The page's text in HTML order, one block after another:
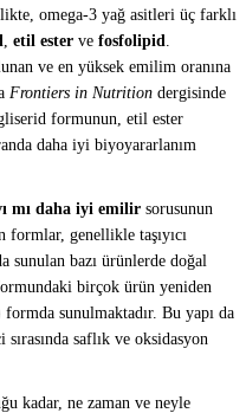
omega-3 yağ asitleri üç farklı
etil ester ve fosfolipid
ve en yüksek emilim oranına
Frontiers in Nutrition dergisinde
formunun, etil ester
daha iyi biyoyararlanım
mı daha iyi emilir sorusunun
genellikle taşıyıcı
sunulan bazı ürünlerde doğal
birçok ürün yeniden
sunulmaktadır. Bu yapı da
saflık ve oksidasyon
kadar, ne zaman ve neyle